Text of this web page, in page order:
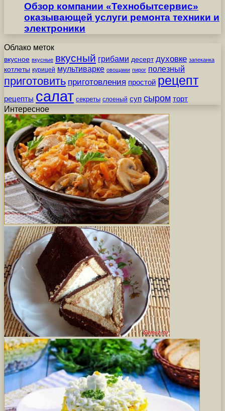
Обзор компании «Технобытсервис»
оказывающей услуги ремонта техники и
электроники
Облако меток
вкусное вкусные вкусный грибами десерт духовке запеканка
котлеты курицей мультиварке овощами пирог полезный
приготовить приготовления простой рецепт
рецепты салат секреты слоеный суп сыром торт
Интересное